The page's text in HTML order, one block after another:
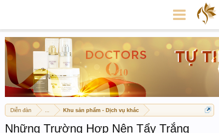
Diễn đàn Khu sản phẩm - Dịch vụ khác
Những Trường Hợp Nên Tẩy Trắng